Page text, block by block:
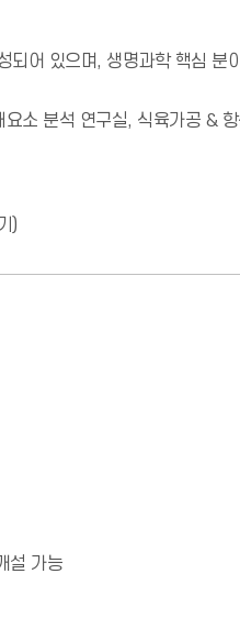
어 있으며, 생명과학 핵심 분
소 분석 연구실, 식육가공 &
)
설 가능